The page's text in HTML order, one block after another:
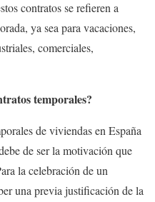
contratos se refieren a
ya sea para vacaciones,
comerciales,
temporales?
de viviendas en España
de ser la motivación que
la celebración de un
una previa justificación de la